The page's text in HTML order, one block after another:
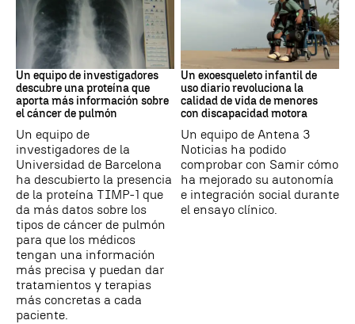
Cáncer de pulmón
Un equipo de investigadores
descubre una proteína que
aporta más información sobre
el cáncer de pulmón
Un equipo de
investigadores de la
Universidad de Barcelona
ha descubierto la presencia
de la proteína TIMP-1 que
da más datos sobre los
tipos de cáncer de pulmón
para que los médicos
tengan una información
más precisa y puedan dar
tratamientos y terapias
más concretas a cada
paciente.
DISCAPACIDAD
Un exoesqueleto infantil de
uso diario revoluciona la
calidad de vida de menores
con discapacidad motora
Un equipo de Antena 3
Noticias ha podido
comprobar con Samir cómo
ha mejorado su autonomía
e integración social durante
el ensayo clínico.